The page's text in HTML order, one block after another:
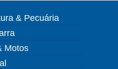
& Pecuária
Motos